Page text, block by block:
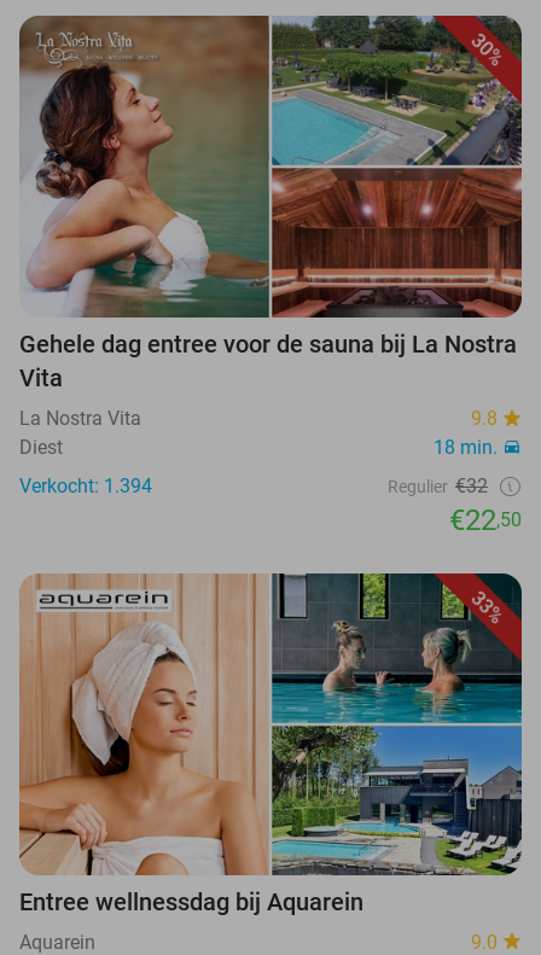
30%
Gehele dag entree voor de sauna bij La Nostra
Vita
La Nostra Vita
9.8
Diest
18 min.
Verkocht: 1.394
Regulier €32
€22,50
33%
Entree wellnessdag bij Aquarein
Aquarein
9.0